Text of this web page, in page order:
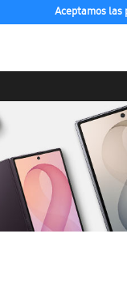
Aceptamos